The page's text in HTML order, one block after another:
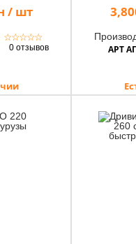
/ шт
☆☆☆☆☆
0 отзывов
АРТ